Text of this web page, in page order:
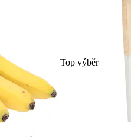
Top výběr